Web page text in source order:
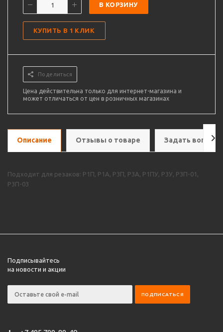
В КОРЗИНУ
КУПИТЬ В 1 КЛИК
Поделиться
Цена действительна только для интернет-магазина и
может отличаться от цен в розничных магазинах
Описание Отзывы о товаре Задать вопрос
Подходит для резаков: Р1П, Р1А, Р3П, Р3А, Р1ПУ, Р3У, Р3П-01,
Р3П-03
Подписывайтесь
на новости и акции